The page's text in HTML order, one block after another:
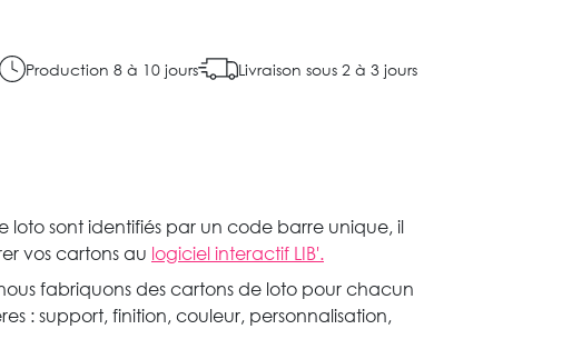
Production 8 à 10 jours Livraison sous 2 à 3 jours
loto sont identifiés par un code barre unique, il
vos cartons au logiciel interactif LIB'.
fabriquons des cartons de loto pour chacun
: support, finition, couleur, personnalisation,